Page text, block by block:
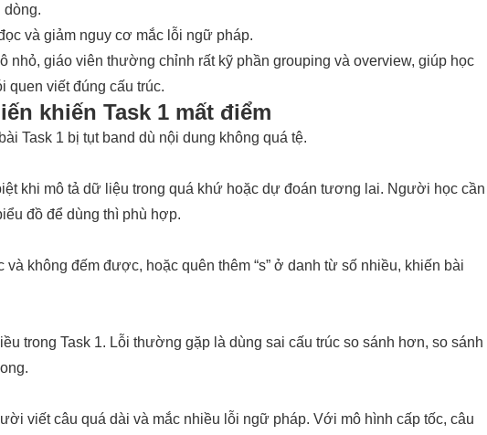
dòng.
và giảm nguy cơ mắc lỗi ngữ pháp.
nhỏ, giáo viên thường chỉnh rất kỹ phần grouping và overview, giúp học
quen viết đúng cấu trúc.
khiến Task 1 mất điểm
Task 1 bị tụt band dù nội dung không quá tệ.
khi mô tả dữ liệu trong quá khứ hoặc dự đoán tương lai. Người học cần
đồ để dùng thì phù hợp.
không đếm được, hoặc quên thêm “s” ở danh từ số nhiều, khiến bài
trong Task 1. Lỗi thường gặp là dùng sai cấu trúc so sánh hơn, so sánh
viết câu quá dài và mắc nhiều lỗi ngữ pháp. Với mô hình cấp tốc, câu